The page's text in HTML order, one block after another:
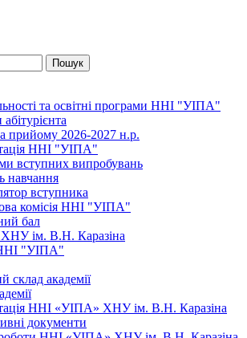
Пошук
та освітні програми ННІ "УІПА"
прийому 2026-2027 н.р.
ННІ "УІПА"
вступних випробувань
навчання
вступника
комісія ННІ "УІПА"
бал
ім. В.Н. Каразіна
"УІПА"
склад академії
ННІ «УІПА» ХНУ ім. В.Н. Каразіна
документи